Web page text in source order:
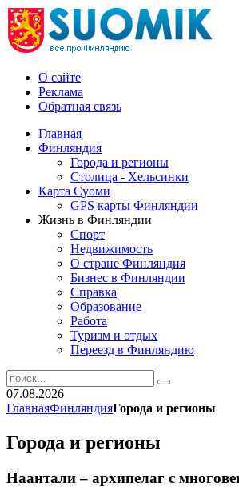
О сайте
Реклама
Обратная связь
Главная
Финляндия
Города и регионы
Столица - Хельсинки
Карта Суоми
GPS карты Финляндии
Жизнь в Финляндии
Спорт
Недвижимость
О стране Финляндия
Бизнес в Финляндии
Справка
Образование
Работа
Туризм и отдых
Переезд в Финляндию
07.08.2026
ГлавнаяФинляндияГорода и регионы
Города и регионы
Наантали – архипелаг с